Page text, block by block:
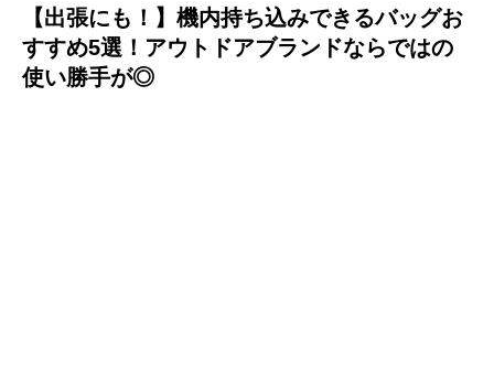
【出張にも！】機内持ち込みできるバッグお
すすめ5選！アウトドアブランドならではの
使い勝手が◎